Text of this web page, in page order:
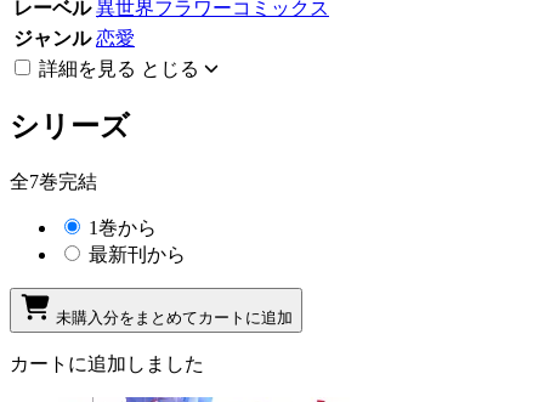
レーベル 異世界フラワーコミックス
ジャンル 恋愛
詳細を見る とじる
シリーズ
全7巻完結
1巻から
最新刊から
未購入分をまとめてカートに追加
カートに追加しました